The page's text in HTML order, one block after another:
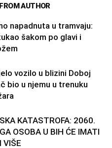
AUTHOR
napadnuta u tramvaju:
šakom po glavi i
vozilo u blizini Doboj
bio u njemu u trenuku
KATASTROFA: 2060.
OSOBA U BIH ĆE IMATI
VIŠE